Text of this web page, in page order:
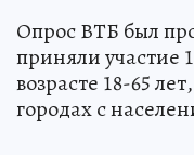
Опрос ВТБ был
приняли участие
возрасте 18-65
городах с